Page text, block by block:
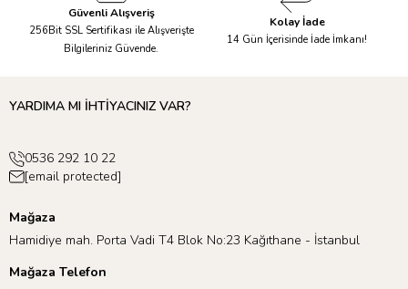
Güvenli Alışveriş
256Bit SSL Sertifikası ile Alışverişte
Bilgileriniz Güvende.
Kolay İade
14 Gün İçerisinde İade İmkanı!
YARDIMA MI İHTİYACINIZ VAR?
0536 292 10 22
[email protected]
Mağaza
Hamidiye mah. Porta Vadi T4 Blok No:23 Kağıthane - İstanbul
Mağaza Telefon